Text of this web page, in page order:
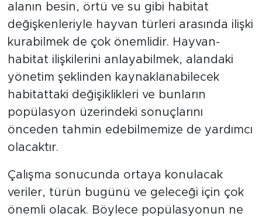
alanın besin, örtü ve su gibi habitat
değişkenleriyle hayvan türleri arasında ilişki
kurabilmek de çok önemlidir. Hayvan-
habitat ilişkilerini anlayabilmek, alandaki
yönetim şeklinden kaynaklanabilecek
habitattaki değişiklikleri ve bunların
popülasyon üzerindeki sonuçlarını
önceden tahmin edebilmemize de yardımcı
olacaktır.
Çalışma sonucunda ortaya konulacak
veriler, türün bugünü ve geleceği için çok
önemli olacak. Böylece popülasyonun ne